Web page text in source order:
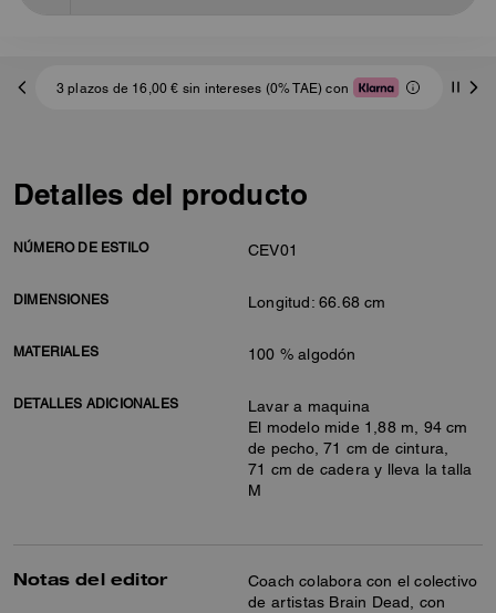
3 plazos de 16,00 € sin intereses (0% TAE) con
Detalles del producto
NÚMERO DE ESTILO CEV01
DIMENSIONES Longitud: 66.68 cm
MATERIALES 100 % algodón
DETALLES ADICIONALES
Lavar a maquina
El modelo mide 1,88 m, 94 cm
de pecho, 71 cm de cintura,
71 cm de cadera y lleva la talla
M
Notas del editor
Coach colabora con el colectivo
de artistas Brain Dead, con